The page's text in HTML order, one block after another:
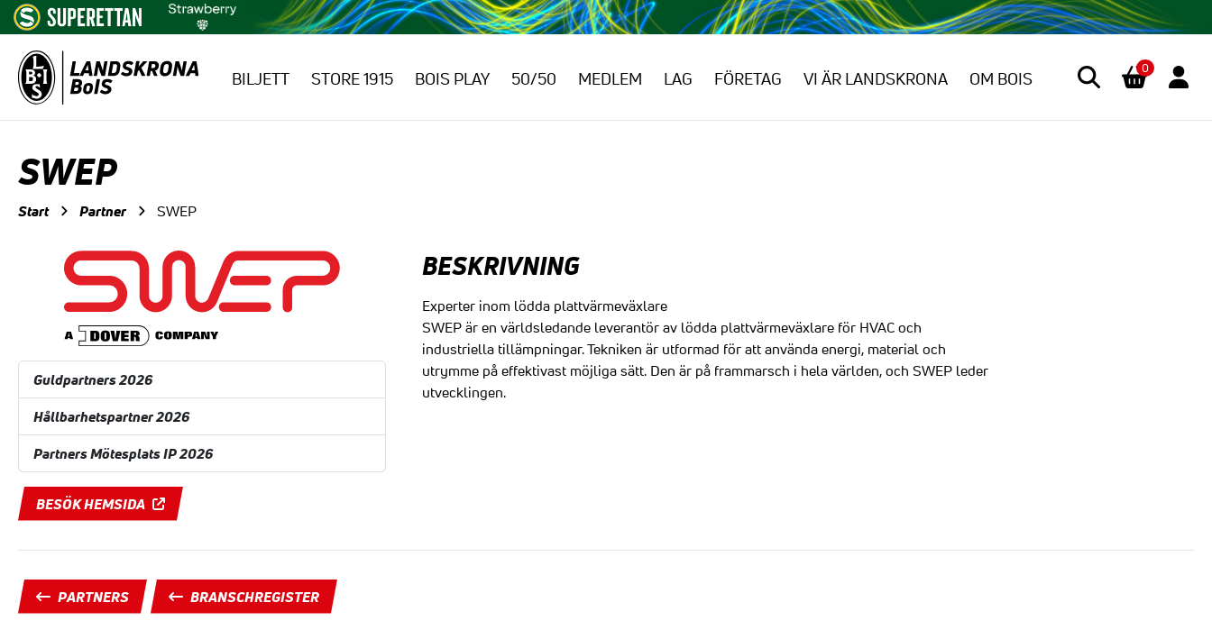
BILJETT STORE 1915 BOIS PLAY 50/50 MEDLEM LAG FÖRETAG VI ÄR LANDSKRONA OM BOIS
0
SWEP
Start Partner SWEP
Guldpartners 2026
Hållbarhetspartner 2026
Partners Mötesplats IP 2026
BESÖK HEMSIDA
BESKRIVNING
Experter inom lödda plattvärmeväxlare
SWEP är en världsledande leverantör av lödda plattvärmeväxlare för HVAC och
industriella tillämpningar. Tekniken är utformad för att använda energi, material och
utrymme på effektivast möjliga sätt. Den är på frammarsch i hela världen, och SWEP leder
utvecklingen.
PARTNERS BRANSCHREGISTER